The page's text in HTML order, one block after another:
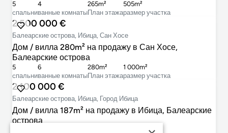
cпальни
5
ванные комнаты
4
План этажа
265m²
размер участка
505m²
2 500 000 €
Балеарские острова, Ибица, Сан Хосе
Дом / вилла 280m² на продажу в Сан Хосе,
Балеарские острова
cпальни
5
ванные комнаты
6
План этажа
280m²
размер участка
1 000m²
2 100 000 €
Балеарские острова, Ибица, Город Ибица
Дом / вилла 187m² на продажу в Ибица, Балеарские
острова